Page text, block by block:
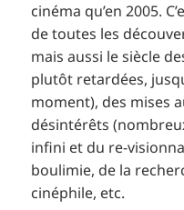
cinéma qu’en 2005.
de toutes les
mais aussi le siècle
plutôt retardées,
moment), des mises
désintérêts
infini et du re-
boulimie, de la
cinéphile, etc.